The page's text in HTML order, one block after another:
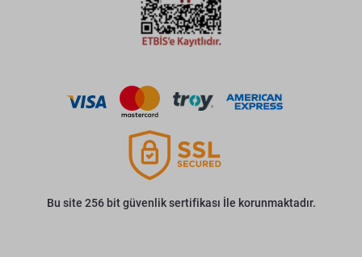
Bu site 256 bit güvenlik sertifikası İle korunmaktadır.